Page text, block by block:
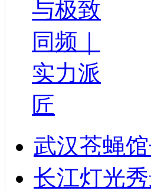
与极致
同频｜
实力派
匠
武汉苍蝇
长江灯光